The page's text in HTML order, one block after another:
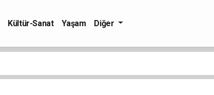
Kültür-Sanat Yaşam Diğer